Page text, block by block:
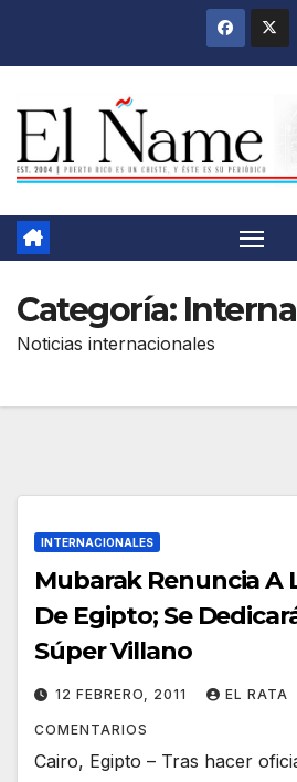
Categoría:
Noticias internacionales
INTERNACIONALES
Mubarak Renuncia A
De Egipto; Se
Súper Villano
12 FEBRERO, 2011 EL RATA
COMENTARIOS
Cairo, Egipto – Tras hacer